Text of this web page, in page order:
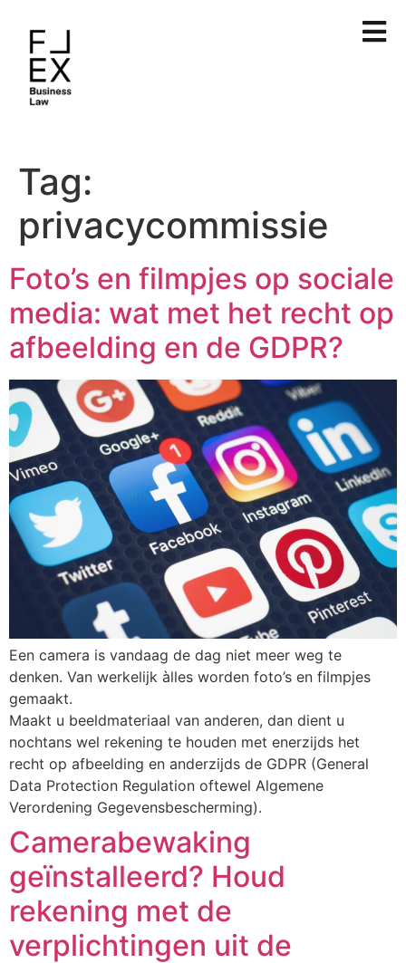
Tag:
privacycommissie
Foto’s en filmpjes op sociale
media: wat met het recht op
afbeelding en de GDPR?
Een camera is vandaag de dag niet meer weg te
denken. Van werkelijk àlles worden foto’s en filmpjes
gemaakt.
Maakt u beeldmateriaal van anderen, dan dient u
nochtans wel rekening te houden met enerzijds het
recht op afbeelding en anderzijds de GDPR (General
Data Protection Regulation oftewel Algemene
Verordening Gegevensbescherming).
Camerabewaking
geïnstalleerd? Houd
rekening met de
verplichtingen uit de